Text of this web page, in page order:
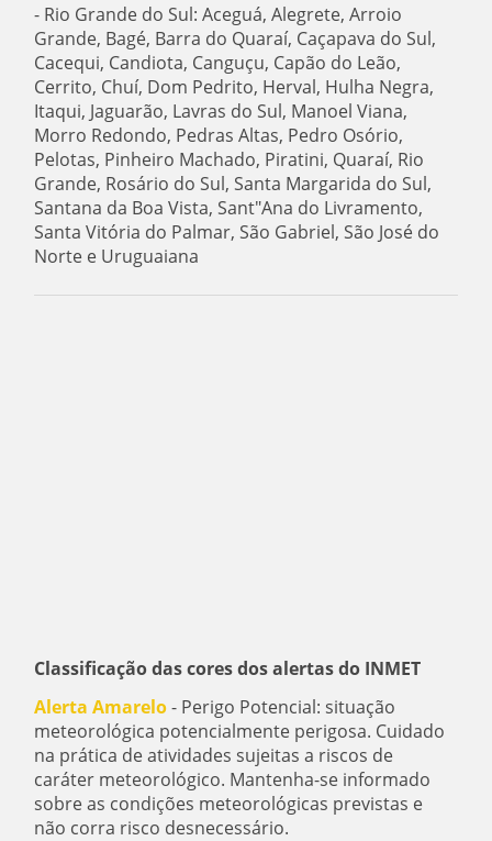
- Rio Grande do Sul: Aceguá, Alegrete, Arroio
Grande, Bagé, Barra do Quaraí, Caçapava do Sul,
Cacequi, Candiota, Canguçu, Capão do Leão,
Cerrito, Chuí, Dom Pedrito, Herval, Hulha Negra,
Itaqui, Jaguarão, Lavras do Sul, Manoel Viana,
Morro Redondo, Pedras Altas, Pedro Osório,
Pelotas, Pinheiro Machado, Piratini, Quaraí, Rio
Grande, Rosário do Sul, Santa Margarida do Sul,
Santana da Boa Vista, Sant"Ana do Livramento,
Santa Vitória do Palmar, São Gabriel, São José do
Norte e Uruguaiana
Classificação das cores dos alertas do INMET
Alerta Amarelo- Perigo Potencial: situação
meteorológica potencialmente perigosa. Cuidado
na prática de atividades sujeitas a riscos de
caráter meteorológico. Mantenha-se informado
sobre as condições meteorológicas previstas e
não corra risco desnecessário.